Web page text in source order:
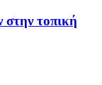
τοπική